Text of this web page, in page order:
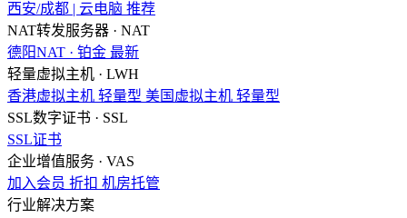
西安/成都 | 云电脑 推荐
NAT转发服务器 · NAT
德阳NAT · 铂金 最新
轻量虚拟主机 · LWH
香港虚拟主机 轻量型 美国虚拟主机 轻量型
SSL数字证书 · SSL
SSL证书
企业增值服务 · VAS
加入会员 折扣 机房托管
行业解决方案